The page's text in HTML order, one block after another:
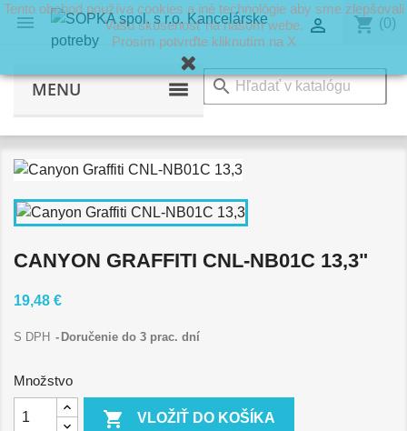
 shopping_cart (0)

MENU search
CANYON GRAFFITI CNL-NB01C 13,3"
19,48 €
S DPH Doručenie do 3 prac. dní
Množstvo
 VLOŽIŤ DO KOŠÍKA
Tento obchod používa cookies a iné technológie aby sme zlepšovali
Vašu skúsenosť na našom webe.
Prosím potvrďte kliknutím na X